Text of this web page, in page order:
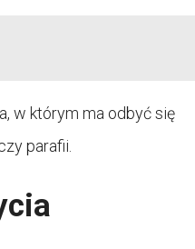
w którym ma odbyć się
parafii.